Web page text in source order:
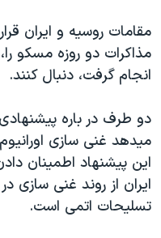
علم و فناوری
اسرائیل در جنگ
گالری عکس
آرشیو پخش زنده
رمز مهسا
ورزش زنان در ایران
اعتراضات زن، زندگی، آزادی
مجموعه مستندهای دادخواهی
تریبونال مردمی آبان ۹۸
دادگاه حمید نوری
چهل سال گروگان‌گیری
زبانهای مختلف
مقامات روسيه و ايران
مذاکرات دو روزه مسکو
انجام گرفت، دنبال کنند.
دو طرف در باره پيشنهادی
ميدهد غنی سازی
اين پيشنهاد اطمينان
ايران از روند غنی سازی
تسليحات اتمی است.